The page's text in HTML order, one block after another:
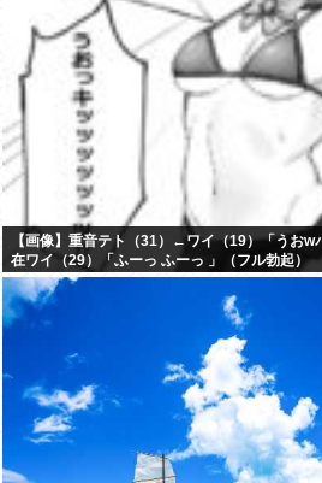
【画像】重音テト（31）←ワイ（19）「うおw
在ワイ（29）「ふーっ ふーっ 」（フル勃起）